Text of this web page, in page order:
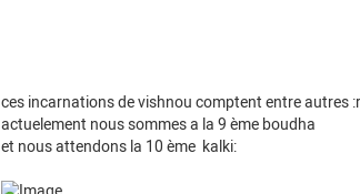
ces incarnations de vishnou comptent entre autres
actuelement nous sommes a la 9 ème boudha
et nous attendons la 10 ème kalki: